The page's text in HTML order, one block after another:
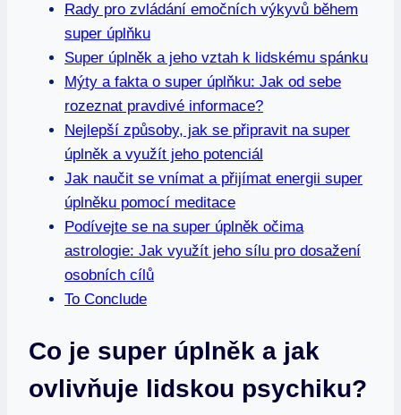
Rady pro zvládání emočních výkyvů během
super úplňku
Super úplněk a jeho vztah k lidskému spánku
Mýty a fakta o super úplňku: Jak od sebe
rozeznat pravdivé informace?
Nejlepší způsoby, jak se připravit na super
úplněk a využít jeho potenciál
Jak naučit se vnímat a přijímat energii super
úplněku pomocí meditace
Podívejte se na super úplněk očima
astrologie: Jak využít jeho sílu pro dosažení
osobních cílů
To Conclude
Co je super úplněk a jak
ovlivňuje lidskou psychiku?